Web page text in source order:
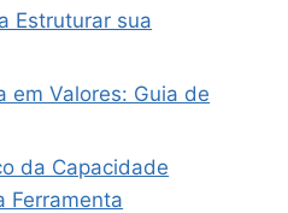
Estruturar sua
em Valores: Guia de
da Capacidade
Ferramenta